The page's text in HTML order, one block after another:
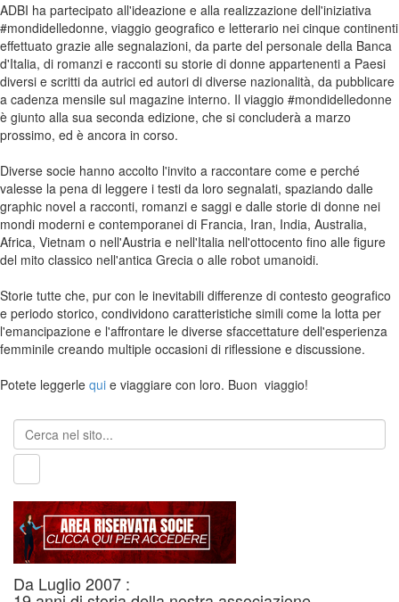
ADBI ha partecipato all'ideazione e alla realizzazione dell'iniziativa
#mondidelledonne, viaggio geografico e letterario nei cinque continenti
effettuato grazie alle segnalazioni, da parte del personale della Banca
d'Italia, di romanzi e racconti su storie di donne appartenenti a Paesi
diversi e scritti da autrici ed autori di diverse nazionalità, da pubblicare
a cadenza mensile sul magazine interno. Il viaggio #mondidelledonne
è giunto alla sua seconda edizione, che si concluderà a marzo
prossimo, ed è ancora in corso.
Diverse socie hanno accolto l'invito a raccontare come e perché
valesse la pena di leggere i testi da loro segnalati, spaziando dalle
graphic novel a racconti, romanzi e saggi e dalle storie di donne nei
mondi moderni e contemporanei di Francia, Iran, India, Australia,
Africa, Vietnam o nell'Austria e nell'Italia nell'ottocento fino alle figure
del mito classico nell'antica Grecia o alle robot umanoidi.
Storie tutte che, pur con le inevitabili differenze di contesto geografico
e periodo storico, condividono caratteristiche simili come la lotta per
l'emancipazione e l'affrontare le diverse sfaccettature dell'esperienza
femminile creando multiple occasioni di riflessione e discussione.
Potete leggerle qui e viaggiare con loro. Buon viaggio!
Da Luglio 2007 :